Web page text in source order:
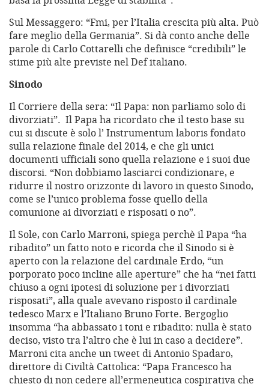
Sul Messaggero: “Fmi, per l’Italia crescita più alta. Può
fare meglio della Germania”. Si dà conto anche delle
parole di Carlo Cottarelli che definisce “credibili” le
stime più alte previste nel Def italiano.
Sinodo
Il Corriere della sera: “Il Papa: non parliamo solo di
divorziati”. Il Papa ha ricordato che il testo base su
cui si discute è solo l’ Instrumentum laboris fondato
sulla relazione finale del 2014, e che gli unici
documenti ufficiali sono quella relazione e i suoi due
discorsi. “Non dobbiamo lasciarci condizionare, e
ridurre il nostro orizzonte di lavoro in questo Sinodo,
come se l’unico problema fosse quello della
comunione ai divorziati e risposati o no”.
Il Sole, con Carlo Marroni, spiega perchè il Papa “ha
ribadito” un fatto noto e ricorda che il Sinodo si è
aperto con la relazione del cardinale Erdo, “un
porporato poco incline alle aperture” che ha “nei fatti
chiuso a ogni ipotesi di soluzione per i divorziati
risposati”, alla quale avevano risposto il cardinale
tedesco Marx e l’Italiano Bruno Forte. Bergoglio
insomma “ha abbassato i toni e ribadito: nulla è stato
deciso, visto tra l’altro che è lui in caso a decidere”.
Marroni cita anche un tweet di Antonio Spadaro,
direttore di Civiltà Cattolica: “Papa Francesco ha
chiesto di non cedere all’ermeneutica cospirativa che